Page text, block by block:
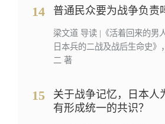
14 普通民众要为战争负责
梁文道 导读 |《活着回来的男
日本兵的二战及战后生命史》
二 著
15
关于战争记忆，日本人
有形成统一的共识？